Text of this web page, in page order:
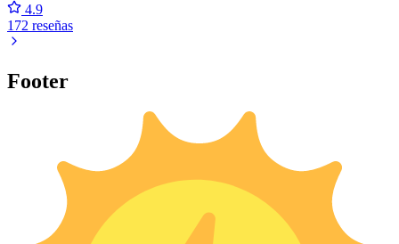
4.9
172 reseñas
Footer